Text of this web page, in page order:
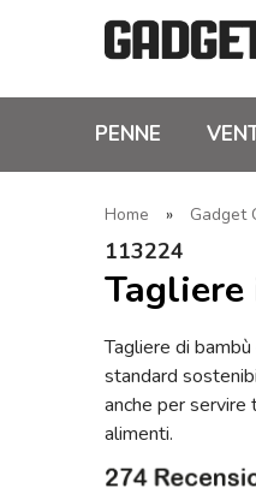
PENNE
Home » Gadget
113224
Tagliere
Tagliere di
standard
anche per servire
alimenti.